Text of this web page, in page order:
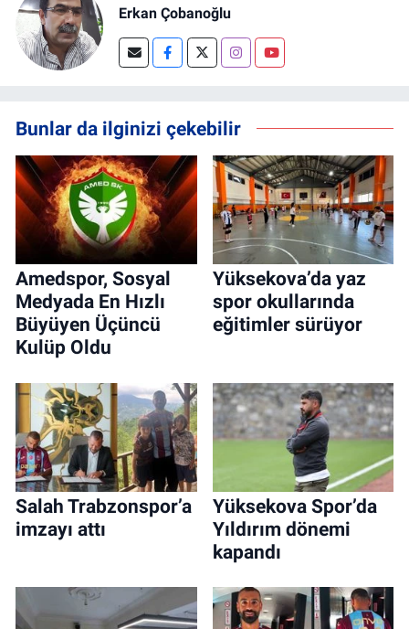
Erkan Çobanoğlu
Bunlar da ilginizi çekebilir
Amedspor, Sosyal
Medyada En Hızlı
Büyüyen Üçüncü
Kulüp Oldu
Yüksekova’da yaz
spor okullarında
eğitimler sürüyor
Salah Trabzonspor’a
imzayı attı
Yüksekova Spor’da
Yıldırım dönemi
kapandı